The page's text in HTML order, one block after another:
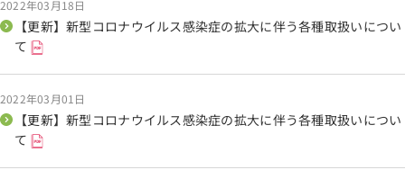
2022年03月18日
【更新】新型コロナウイルス感染症の拡大に伴う各種取扱いについ
て
2022年03月01日
【更新】新型コロナウイルス感染症の拡大に伴う各種取扱いについ
て